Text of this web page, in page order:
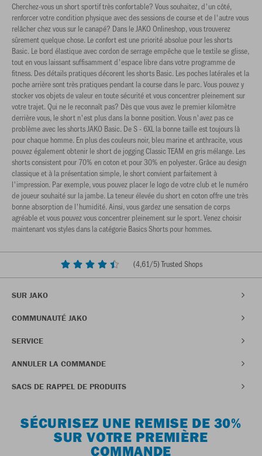
Cherchez-vous un short sportif très confortable? Vous souhaitez, d'un côté,
renforcer votre condition physique avec des sessions de course et de l'autre vous
relâcher chez vous sur le canapé? Dans le JAKO Onlineshop, vous trouverez
sûrement quelque chose. Le confort est une priorité absolue pour les shorts
Basic. Le bord élastique avec cordon de serrage empêche que le textile se glisse,
tout en vous laissant suffisamment d'espace libre dans votre programme de
fitness. Des détails pratiques décorent les shorts Basic. Les poches latérales et la
poche arrière sont très pratiques pendant la course dans le parc. Vous pouvez y
stocker vos objets de valeur en toute sécurité et vous concentrer pleinement sur
votre trajet. Qui ne le reconnaît pas? Dès que vous avez le premier kilomètre
derrière vous, le short n'est plus dans la bonne position. Vous n'avez pas ce
problème avec les shorts JAKO Basic. De S - 6XL la bonne taille est toujours là
pour chaque homme. En plus des couleurs noir, bleu marine et anthracite, vous
pouvez également obtenir le short de jogging Classic TEAM en gris mélange. Les
shorts consistent pour 70% en coton et pour 30% en polyester. Grâce au design
classique et à la présentation simple, le short convient parfaitement à
l'impression. Par exemple, vous pouvez placer le logo de votre club et le numéro
de joueur souhaité sur la jambe. La teneur élevée du short en coton offre une très
bonne absorption de l'humidité. Ainsi, vous gardez une sensation de corps
agréable et vous pouvez vous concentrer pleinement sur le sport. Venez choisir
maintenant vos styles dans la catégorie Basics Shorts pour hommes.
(4,61/5) Trusted Shops
SUR JAKO
COMMUNAUTÉ JAKO
SERVICE
ANNULER LA COMMANDE
SACS DE RAPPEL DE PRODUITS
SÉCURISEZ UNE REMISE DE 30%
SUR VOTRE PREMIÈRE
COMMANDE